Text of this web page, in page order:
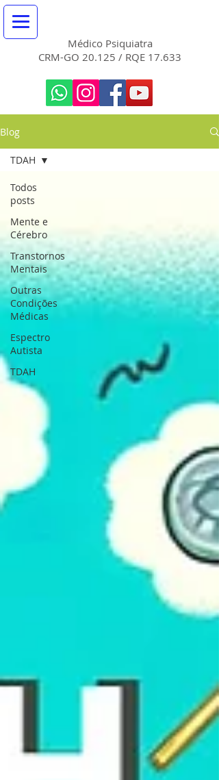
Médico Psiquiatra
CRM-GO 20.125 / RQE 17.633
Blog
Todos
posts
Mente e
Cérebro
Transtornos
Mentais
Outras
Condições
Médicas
Espectro
Autista
TDAH
TDAH